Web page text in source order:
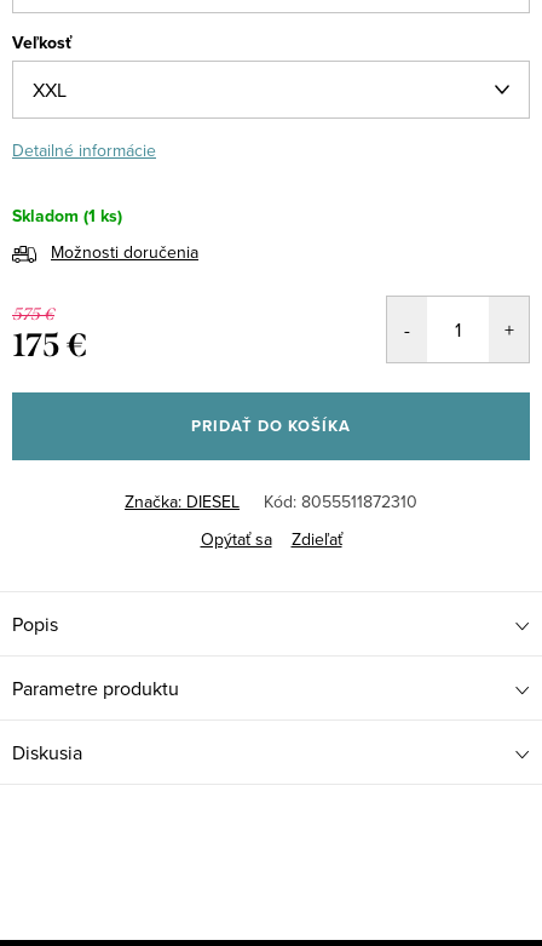
Veľkosť
Detailné informácie
Skladom (1 ks)
Možnosti doručenia
575 €
175 €
cena:
PRIDAŤ DO KOŠÍKA
Značka: DIESEL Kód: 8055511872310
Opýtať sa
Zdieľať
Popis
Parametre produktu
Diskusia